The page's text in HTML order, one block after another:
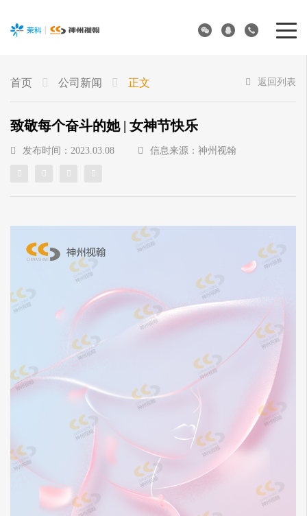
首页 公司新闻 正文 返回列表
致敬每个奋斗的她 | 女神节快乐
发布时间：2023.03.08 信息来源：神州视翰